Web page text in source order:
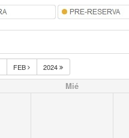
FEB 2024
Mié